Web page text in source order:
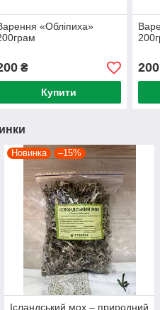
«Обліпиха»
₴
Купити
200
Новинка –15%
Ісландський мох – природний